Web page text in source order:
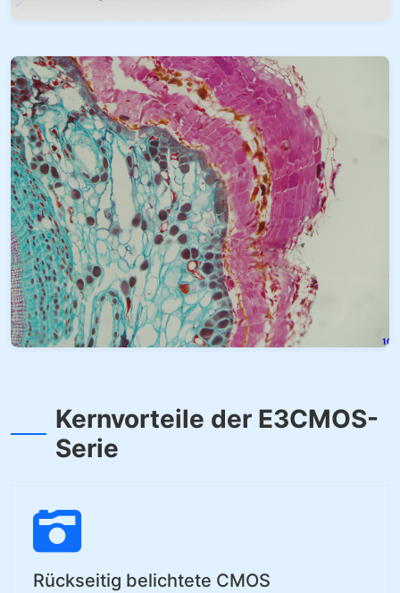
Kernvorteile der E3CMOS-
Serie
Rückseitig belichtete CMOS